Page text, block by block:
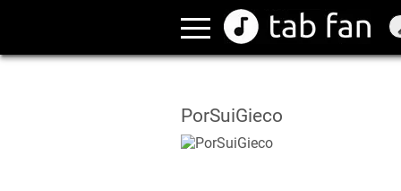
PorSuiGieco